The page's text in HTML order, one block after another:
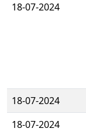
18-07-2024
18-07-2024
18-07-2024